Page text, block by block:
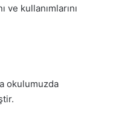
kullanımlarını
okulumuzda